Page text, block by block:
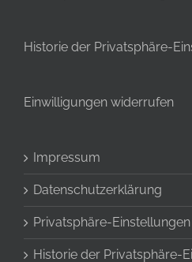
Historie der Privatsphäre-
Einwilligungen widerrufen
Impressum
Datenschutzerklärung
Privatsphäre-
Historie der Privatsphäre-